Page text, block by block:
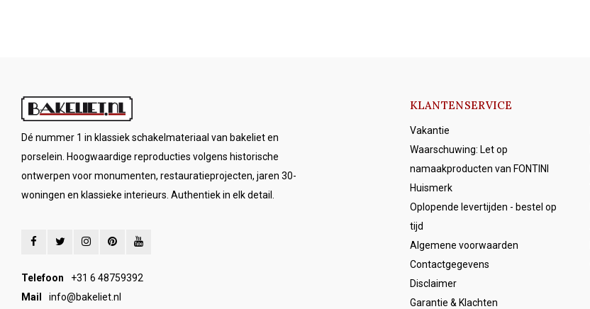
Dé nummer 1 in klassiek schakelmateriaal van bakeliet en
porselein. Hoogwaardige reproducties volgens historische
ontwerpen voor monumenten, restauratieprojecten, jaren 30-
woningen en klassieke interieurs. Authentiek in elk detail.
Telefoon
+31 6 48759392
Mail
info@bakeliet.nl
KLANTENSERVICE
Vakantie
Waarschuwing: Let op
namaakproducten van FONTINI
Huismerk
Oplopende levertijden - bestel op
tijd
Algemene voorwaarden
Contactgegevens
Disclaimer
Garantie & Klachten